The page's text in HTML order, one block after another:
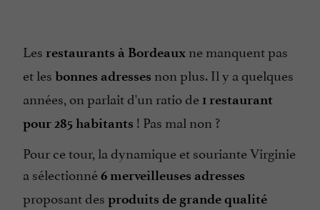
Les restaurants à Bordeaux ne manquent pas
et les bonnes adresses non plus. Il y a quelques
années, on parlait d'un ratio de 1 restaurant
pour 285 habitants ! Pas mal non ?
Pour ce tour, la dynamique et souriante Virginie
a sélectionné6 merveilleuses adresses
proposant des produits de grande qualité